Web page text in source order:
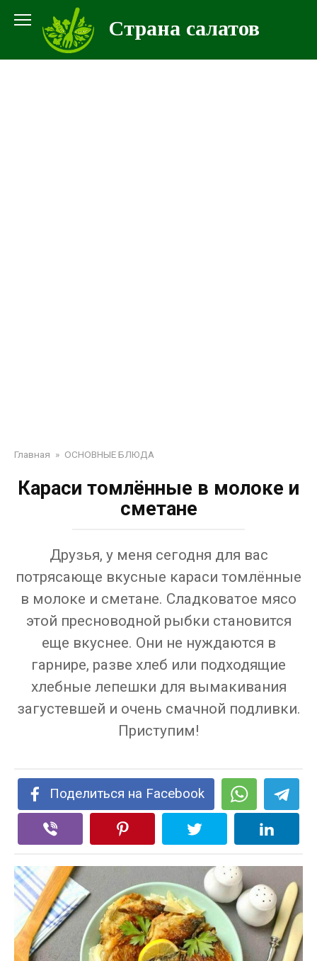
контенту
Страна салатов
Главная » ОСНОВНЫЕ БЛЮДА
Караси томлённые в молоке и
сметане
Друзья, у меня сегодня для вас
потрясающе вкусные караси томлённые
в молоке и сметане. Сладковатое мясо
этой пресноводной рыбки становится
еще вкуснее. Они не нуждаются в
гарнире, разве хлеб или подходящие
хлебные лепешки для вымакивания
загустевшей и очень смачной подливки.
Приступим!
Поделиться на Facebook